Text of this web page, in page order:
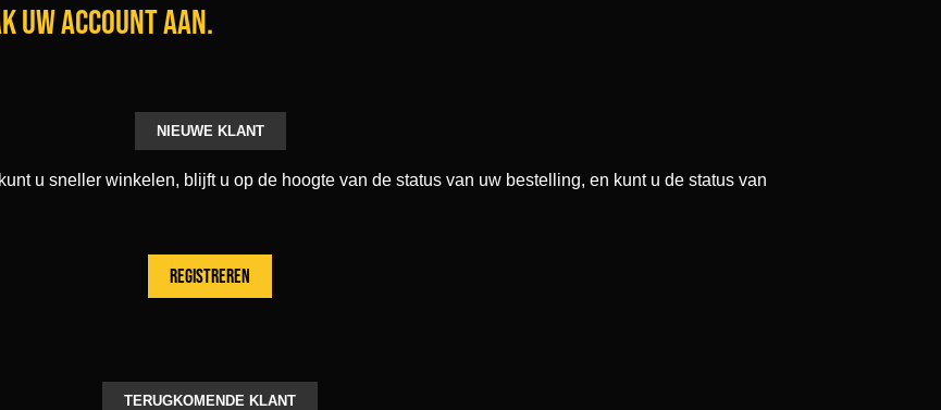
uw account aan.
NIEUWE KLANT
u sneller winkelen, blijft u op de hoogte van de status van uw bestelling, en kunt u de status van
TERUGKOMENDE KLANT